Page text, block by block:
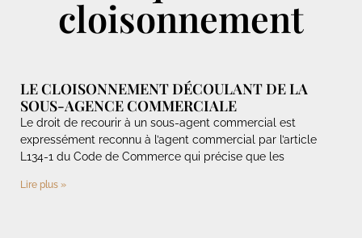
cloisonnement
LE CLOISONNEMENT DÉCOULANT DE LA
SOUS-AGENCE COMMERCIALE
Le droit de recourir à un sous-agent commercial est
expressément reconnu à l’agent commercial par l’article
L134-1 du Code de Commerce qui précise que les
Lire plus »